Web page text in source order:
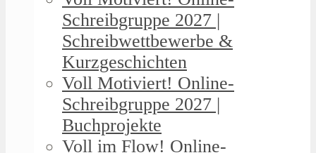
Schreibgruppe 2027 |
Schreibwettbewerbe &
Kurzgeschichten
Voll Motiviert! Online-
Schreibgruppe 2027 |
Buchprojekte
Voll im Flow! Online-